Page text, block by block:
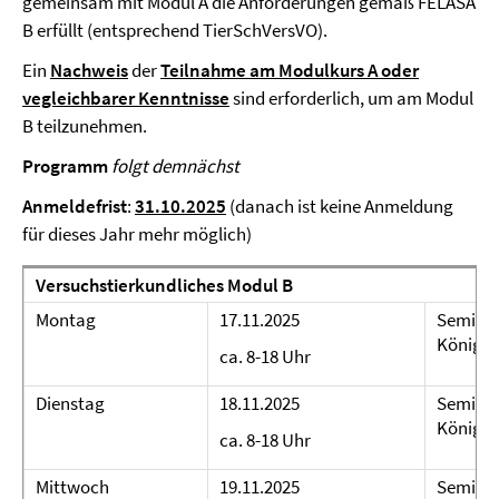
B erfüllt (entsprechend TierSchVersVO).
Ein NachweisderTeilnahme am Modulkurs A oder
vegleichbarer Kenntnissesind erforderlich, um am Modul
B teilzunehmen.
Programmfolgt demnächst
Anmeldefrist:31.10.2025 (danach ist keine Anmeldung
für dieses Jahr mehr möglich)
Versuchstierkundliches Modul B
Montag
17.11.2025
ca. 8-18 Uhr
Dienstag
18.11.2025
ca. 8-18 Uhr
Mittwoch
19.11.2025